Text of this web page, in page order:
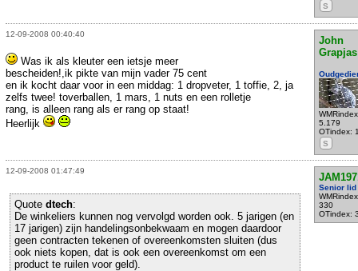
S
12-09-2008 00:40:40
John
Grapjas
5.179
OTindex:
S
Was ik als kleuter een ietsje meer
bescheiden!,ik pikte van mijn vader 75 cent
en ik kocht daar voor in een middag: 1 dropveter, 1 toffie, 2, ja
zelfs twee! toverballen, 1 mars, 1 nuts en een rolletje
rang, is alleen rang als er rang op staat!
Heerlijk
12-09-2008 01:47:49
Senior lid
330
OTindex:
Quote dtech:
De winkeliers kunnen nog vervolgd worden ook. 5 jarigen (en
17 jarigen) zijn handelingsonbekwaam en mogen daardoor
geen contracten tekenen of overeenkomsten sluiten (dus
ook niets kopen, dat is ook een overeenkomst om een
product te ruilen voor geld).